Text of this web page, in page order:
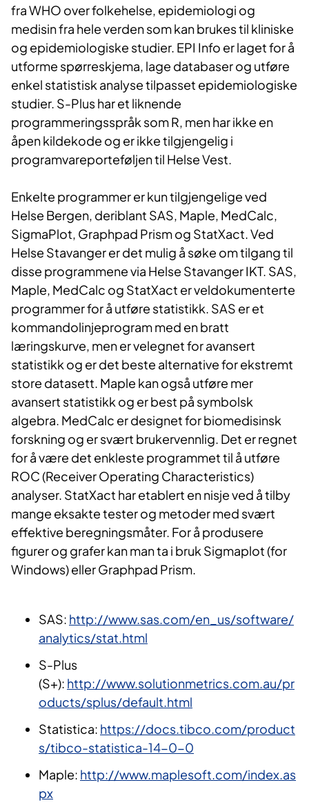
fra WHO over folkehelse, epidemiologi og
medisin fra hele verden som kan brukes til kliniske
og epidemiologiske studier. EPI Info er laget for å
utforme spørreskjema, lage databaser og utføre
enkel statistisk analyse tilpasset epidemiologiske
studier. S-Plus har et liknende
programmeringsspråk som R, men har ikke en
åpen kildekode og er ikke tilgjengelig i
programvareporteføljen til Helse Vest.
Enkelte programmer er kun tilgjengelige ved
Helse Bergen, deriblant SAS, Maple, MedCalc,
SigmaPlot, Graphpad Prism og StatXact. Ved
Helse Stavanger er det mulig å søke om tilgang til
disse programmene via Helse Stavanger IKT. SAS,
Maple, MedCalc og StatXact er veldokumenterte
programmer for å utføre statistikk. SAS er et
kommandolinjeprogram med en bratt
læringskurve, men er velegnet for avansert
statistikk og er det beste alternative for ekstremt
store datasett. Maple kan også utføre mer
avansert statistikk og er best på symbolsk
algebra. MedCalc er designet for biomedisinsk
forskning og er svært brukervennlig. Det er regnet
for å være det enkleste programmet til å utføre
ROC (Receiver Operating Characteristics)
analyser. StatXact har etablert en nisje ved å tilby
mange eksakte tester og metoder med svært
effektive beregningsmåter. For å produsere
figurer og grafer kan man ta i bruk Sigmaplot (for
Windows) eller Graphpad Prism.
SAS: http://www.sas.com/en_us/software/
analytics/stat.html
S-Plus
(S+): http://www.solutionmetrics.com.au/pr
oducts/splus/default.html
Statistica: https://docs.tibco.com/product
s/tibco-statistica-14-0-0
Maple: http://www.maplesoft.com/index.as
px